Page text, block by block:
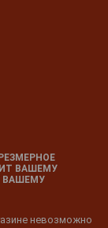
ВАШЕМУ
ВАШЕМУ
невозможно